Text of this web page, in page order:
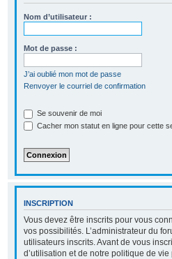
Nom d’utilisateur :
Mot de passe :
J’ai oublié mon mot de passe
Renvoyer le courriel de confirmation
Se souvenir de moi
Cacher mon statut en ligne pour cette
INSCRIPTION
Vous devez être inscrits pour vous
vos possibilités. L’administrateur du
utilisateurs inscrits. Avant de vous
d’utilisation et de notre politique de